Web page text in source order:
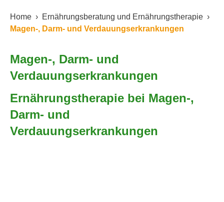
Home › Ernährungsberatung und Ernährungstherapie ›
Magen-, Darm- und Verdauungserkrankungen
Magen-, Darm- und
Verdauungserkrankungen
Ernährungstherapie bei Magen-,
Darm- und
Verdauungserkrankungen